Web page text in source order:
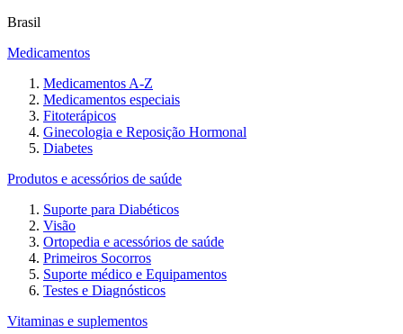
Brasil
Medicamentos
Medicamentos A-Z
Medicamentos especiais
Fitoterápicos
Ginecologia e Reposição Hormonal
Diabetes
Produtos e acessórios de saúde
Suporte para Diabéticos
Visão
Ortopedia e acessórios de saúde
Primeiros Socorros
Suporte médico e Equipamentos
Testes e Diagnósticos
Vitaminas e suplementos